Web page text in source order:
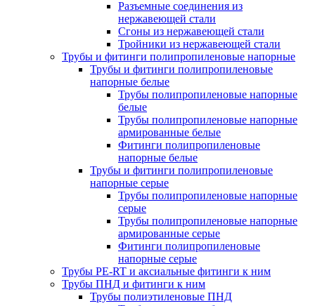
Разъемные соединения из
нержавеющей стали
Сгоны из нержавеющей стали
Тройники из нержавеющей стали
Трубы и фитинги полипропиленовые напорные
Трубы и фитинги полипропиленовые
напорные белые
Трубы полипропиленовые напорные
белые
Трубы полипропиленовые напорные
армированные белые
Фитинги полипропиленовые
напорные белые
Трубы и фитинги полипропиленовые
напорные серые
Трубы полипропиленовые напорные
серые
Трубы полипропиленовые напорные
армированные серые
Фитинги полипропиленовые
напорные серые
Трубы PE-RT и аксиальные фитинги к ним
Трубы ПНД и фитинги к ним
Трубы полиэтиленовые ПНД